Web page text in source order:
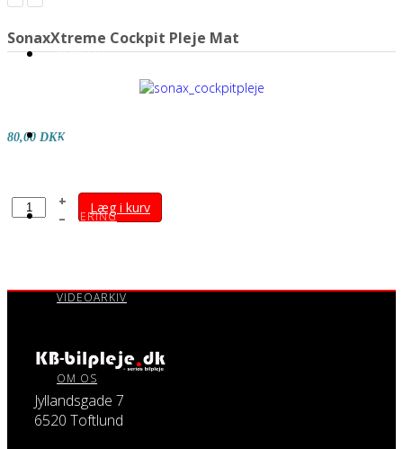
KURSUS
EKSEMPLER
POLERING
VIDEOARKIV
OM OS
SonaxXtreme Cockpit Pleje Mat
80,00 DKK
+
–
Læg i kurv
Jyllandsgade 7
6520 Toftlund